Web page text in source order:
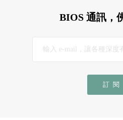
BIOS 通訊，
訂閱